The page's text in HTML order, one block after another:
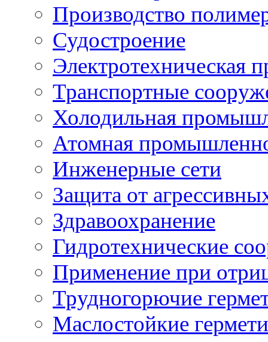
Производство
Судостроение
Электротехническая
Транспортные
Холодильная
Атомная
Инженерные сети
Защита от
Здравоохранение
Гидротехнические
Применение при
Трудногорючие
Маслостойкие